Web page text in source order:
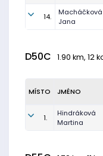
14.
Macháčková
Jana
D50C 1.90 km, 12
MÍSTO JMÉNO
1.
Hindráková
Martina